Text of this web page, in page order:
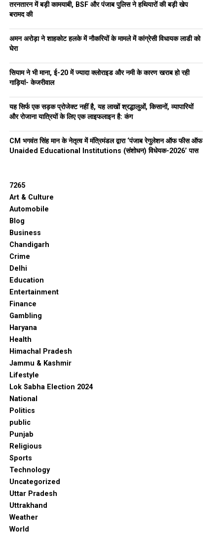
तरनतारन में बड़ी कामयाबी, BSF और पंजाब पुलिस ने हथियारों की बड़ी खेप
बरामद की
अमन अरोड़ा ने शाहकोट हलके में नौकरियों के मामले में कांग्रेसी विधायक लाडी को
घेरा
सियाम ने भी माना, ई-20 में ज्यादा क्लोराइड और नमी के कारण खराब हो रही
गाड़ियां- केजरीवाल
यह सिर्फ एक सड़क प्रोजेक्ट नहीं है, यह लाखों श्रद्धालुओं, किसानों, व्यापारियों
और रोजाना यात्रियों के लिए एक लाइफलाइन है: कंग
CM भगवंत सिंह मान के नेतृत्व में मंत्रिमंडल द्वारा ‘पंजाब रेगुलेशन ऑफ फीस ऑफ
Unaided Educational Institutions (संशोधन) विधेयक-2026’ पास
7265
Art & Culture
Automobile
Blog
Business
Chandigarh
Crime
Delhi
Education
Entertainment
Finance
Gambling
Haryana
Health
Himachal Pradesh
Jammu & Kashmir
Lifestyle
Lok Sabha Election 2024
National
Politics
public
Punjab
Religious
Sports
Technology
Uncategorized
Uttar Pradesh
Uttrakhand
Weather
World